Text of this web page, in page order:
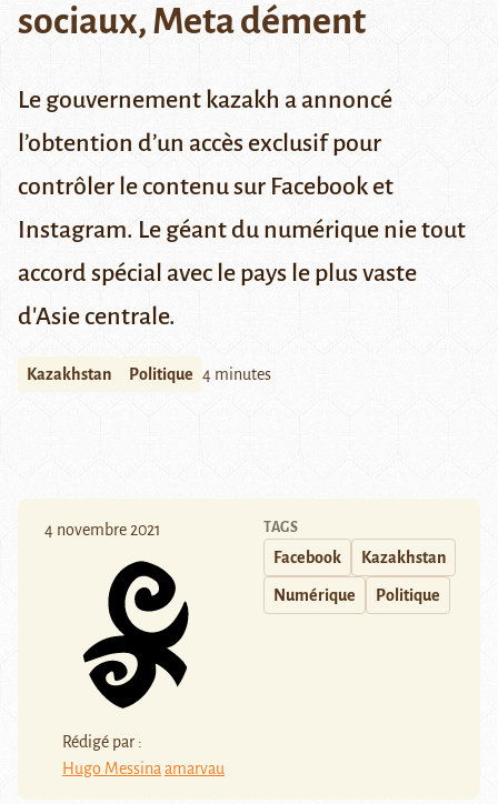
sociaux, Meta dément
Le gouvernement kazakh a annoncé
l’obtention d’un accès exclusif pour
contrôler le contenu sur Facebook et
Instagram. Le géant du numérique nie tout
accord spécial avec le pays le plus vaste
d'Asie centrale.
Kazakhstan Politique 4 minutes
4 novembre 2021
Rédigé par :
Hugo Messina amarvau
TAGS
Facebook Kazakhstan
Numérique Politique